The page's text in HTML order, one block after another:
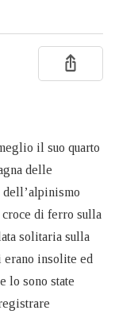
il suo quarto
delle
dell’alpinismo
croce di ferro sulla
solitaria sulla
insolite ed
lo sono state